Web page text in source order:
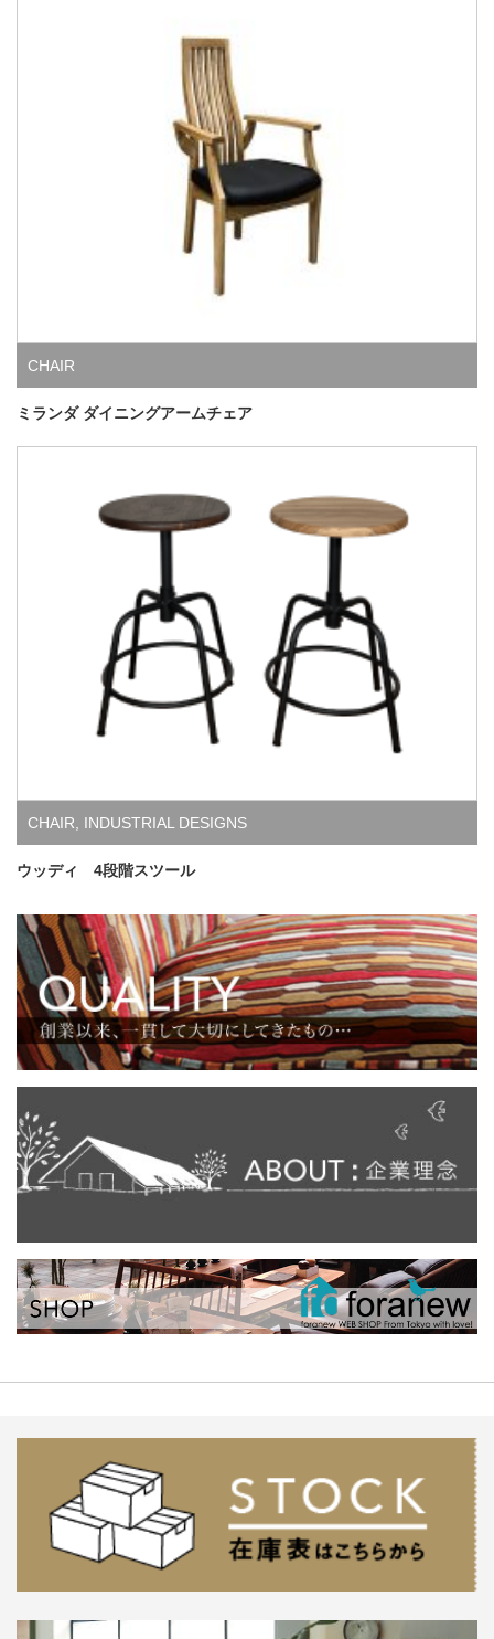
CHAIR
ミランダ ダイニングアームチェア
CHAIR INDUSTRIAL DESIGNS
ウッディ 4段階スツール